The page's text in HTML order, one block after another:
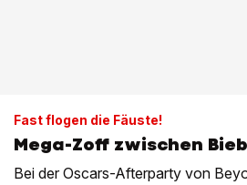
Fast flogen die Fäuste!
Mega-Zoff zwischen
Bei der Oscars-Afterparty von